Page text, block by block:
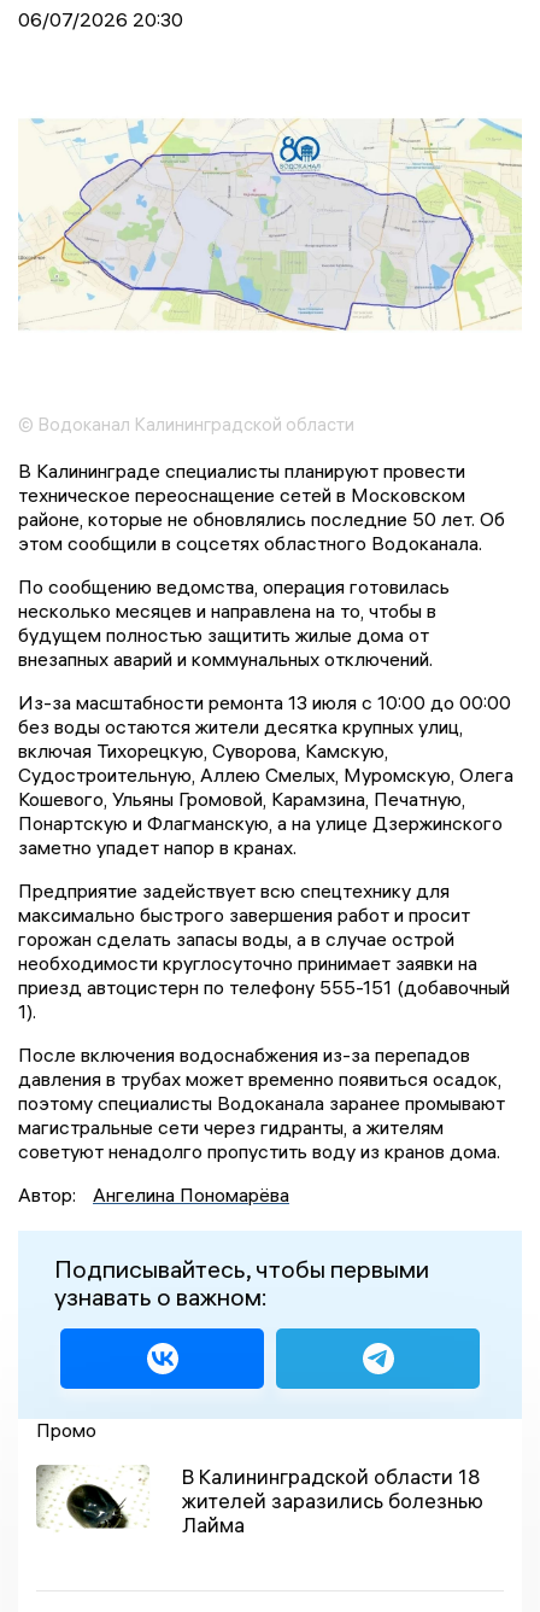
06/07/2026 20:30
© Водоканал Калининградской области
В Калининграде специалисты планируют провести
техническое переоснащение сетей в Московском
районе, которые не обновлялись последние 50 лет. Об
этом сообщили в соцсетях областного Водоканала.
По сообщению ведомства, операция готовилась
несколько месяцев и направлена на то, чтобы в
будущем полностью защитить жилые дома от
внезапных аварий и коммунальных отключений.
Из-за масштабности ремонта 13 июля с 10:00 до 00:00
без воды остаются жители десятка крупных улиц,
включая Тихорецкую, Суворова, Камскую,
Судостроительную, Аллею Смелых, Муромскую, Олега
Кошевого, Ульяны Громовой, Карамзина, Печатную,
Понартскую и Флагманскую, а на улице Дзержинского
заметно упадет напор в кранах.
Предприятие задействует всю спецтехнику для
максимально быстрого завершения работ и просит
горожан сделать запасы воды, а в случае острой
необходимости круглосуточно принимает заявки на
приезд автоцистерн по телефону 555-151 (добавочный
1).
После включения водоснабжения из-за перепадов
давления в трубах может временно появиться осадок,
поэтому специалисты Водоканала заранее промывают
магистральные сети через гидранты, а жителям
советуют ненадолго пропустить воду из кранов дома.
Автор:
Ангелина Пономарёва
Подписывайтесь, чтобы первыми
узнавать о важном:
Промо
В Калининградской области 18
жителей заразились болезнью
Лайма